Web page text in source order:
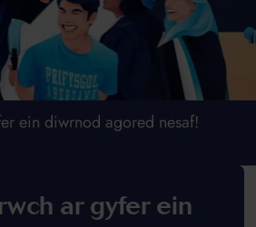
ein diwrnod agored nesaf!
ar gyfer ein